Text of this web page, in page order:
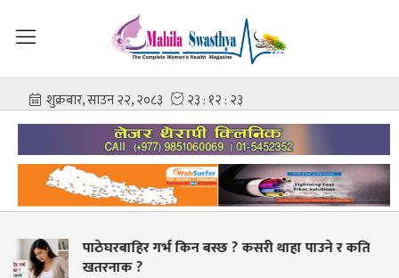
कसरी थाहा पाउने र कति
स्वास्थ्य क्षेत्रमा व्यापक